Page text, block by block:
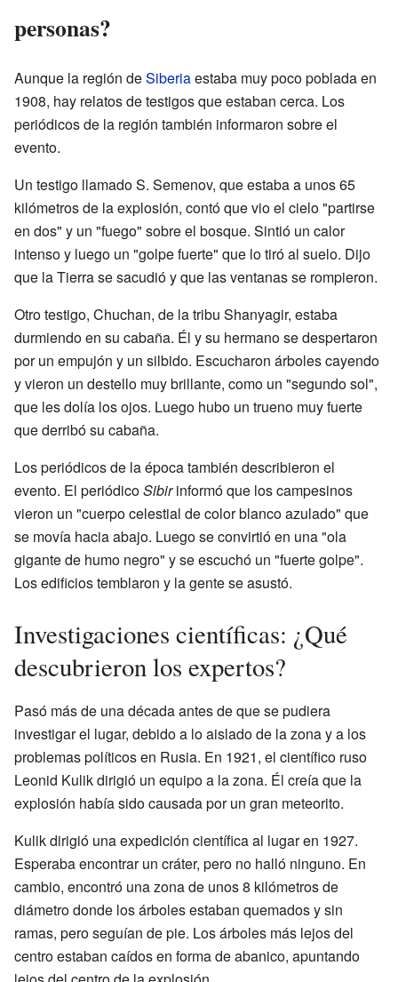
personas?
Aunque la región deSiberiaestaba muy poco poblada en
1908, hay relatos de testigos que estaban cerca. Los
periódicos de la región también informaron sobre el
evento.
Un testigo llamado S. Semenov, que estaba a unos 65
kilómetros de la explosión, contó que vio el cielo "partirse
en dos" y un "fuego" sobre el bosque. Sintió un calor
intenso y luego un "golpe fuerte" que lo tiró al suelo. Dijo
que la Tierra se sacudió y que las ventanas se rompieron.
Otro testigo, Chuchan, de la tribu Shanyagir, estaba
durmiendo en su cabaña. Él y su hermano se despertaron
por un empujón y un silbido. Escucharon árboles cayendo
y vieron un destello muy brillante, como un "segundo sol",
que les dolía los ojos. Luego hubo un trueno muy fuerte
que derribó su cabaña.
Los periódicos de la época también describieron el
evento. El periódicoSibirinformó que los campesinos
vieron un "cuerpo celestial de color blanco azulado" que
se movía hacia abajo. Luego se convirtió en una "ola
gigante de humo negro" y se escuchó un "fuerte golpe".
Los edificios temblaron y la gente se asustó.
Investigaciones científicas: ¿Qué
descubrieron los expertos?
Pasó más de una década antes de que se pudiera
investigar el lugar, debido a lo aislado de la zona y a los
problemas políticos en Rusia. En 1921, el científico ruso
Leonid Kulik dirigió un equipo a la zona. Él creía que la
explosión había sido causada por un gran meteorito.
Kulik dirigió una expedición científica al lugar en 1927.
Esperaba encontrar un cráter, pero no halló ninguno. En
cambio, encontró una zona de unos 8 kilómetros de
diámetro donde los árboles estaban quemados y sin
ramas, pero seguían de pie. Los árboles más lejos del
centro estaban caídos en forma de abanico, apuntando